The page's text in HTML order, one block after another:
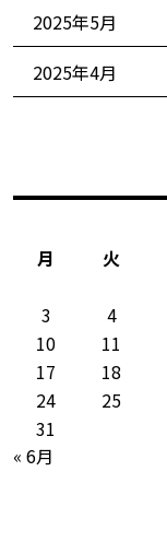
2025年5月
2025年4月
月
火
3
4
10
11
17
18
24
25
31
« 6月